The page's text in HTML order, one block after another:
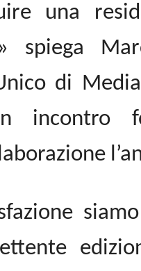
una
spiega
di
incontro